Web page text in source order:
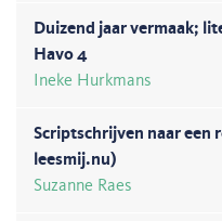
Duizend jaar vermaak;
Havo 4
Ineke Hurkmans
Scriptschrijven naar een
leesmij.nu)
Suzanne Raes